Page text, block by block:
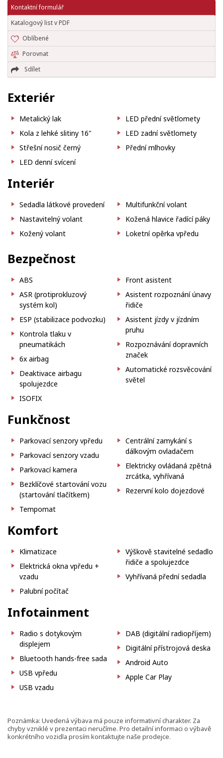
Kontaktní formulář
Katalogový list v PDF
Oblíbené
Porovnat
Sdílet
Exteriér
Metalický lak
Kola z lehké slitiny 16"
Střešní nosič černý
LED denní svícení
LED přední světlomety
LED zadní světlomety
Přední mlhovky
Interiér
Sedadla látkové provedení
Nastavitelný volant
Kožený volant
Multifunkční volant
Kožená hlavice řadící páky
Loketní opěrka vpředu
Bezpečnost
ABS
ASR (protiprokluzový
systém kol)
ESP (stabilizace podvozku)
Kontrola tlaku v
pneumatikách
6x airbag
Deaktivace airbagu
spolujezdce
ISOFIX
Front asistent
Asistent rozpoznání únavy
řidiče
Asistent jízdy v jízdním
pruhu
Rozpoznávání dopravních
značek
Automatické rozsvěcování
světel
Funkčnost
Parkovací senzory vpředu
Parkovací senzory vzadu
Parkovací kamera
Bezklíčové startování vozu
(startování tlačítkem)
Tempomat
Centrální zamykání s
dálkovým ovladačem
Elektricky ovládaná zpětná
zrcátka, vyhřívaná
Rezervní kolo dojezdové
Komfort
Klimatizace
Elektrická okna vpředu +
vzadu
Palubní počítač
Výškově stavitelné sedadlo
řidiče a spolujezdce
Vyhřívaná přední sedadla
Infotainment
Radio s dotykovým
displejem
Bluetooth hands-free sada
USB vpředu
USB vzadu
DAB (digitální radiopříjem)
Digitální přístrojová deska
Android Auto
Apple Car Play
Poznámka: Uvedená výbava má pouze informativní charakter. Za
chyby vzniklé v prezentaci neručíme. Pro detailní informaci o výbavě
konkrétního vozidla prosím kontaktujte naše prodejce.